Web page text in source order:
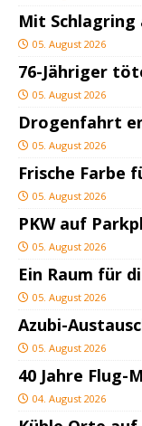
Mit Schlagring
05. August 2026
76-Jähriger
05. August 2026
Drogenfahrt
05. August 2026
Frische Farbe
05. August 2026
PKW auf
05. August 2026
Ein Raum für
05. August 2026
Azubi-
05. August 2026
40 Jahre Flug-
04. August 2026